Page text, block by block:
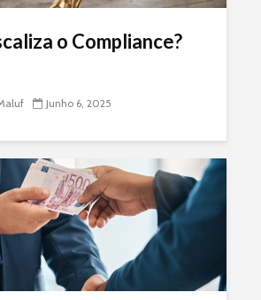
o Compliance?
Junho 6, 2025